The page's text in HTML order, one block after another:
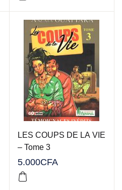
LES COUPS DE LA VIE
– Tome 3
5.000CFA